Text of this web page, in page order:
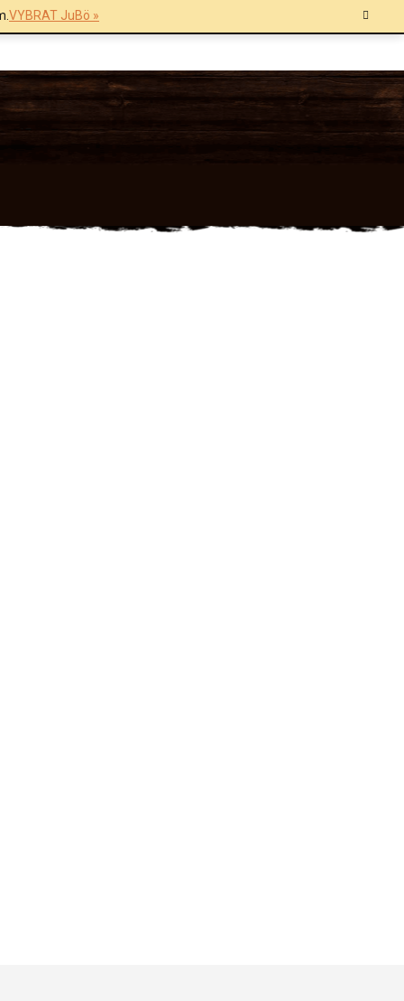
VYBRAT JuBö »